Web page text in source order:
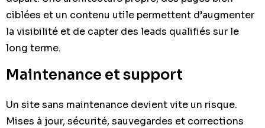
ciblées et un contenu utile permettent d’augmenter
la visibilité et de capter des leads qualifiés sur le
long terme.
Maintenance et support
Un site sans maintenance devient vite un risque.
Mises à jour, sécurité, sauvegardes et corrections